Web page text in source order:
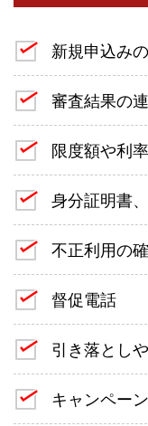
新規申込み
審査結果の
限度額や利
身分証明書
不正利用の
督促電話
引き落とし
キャンペー